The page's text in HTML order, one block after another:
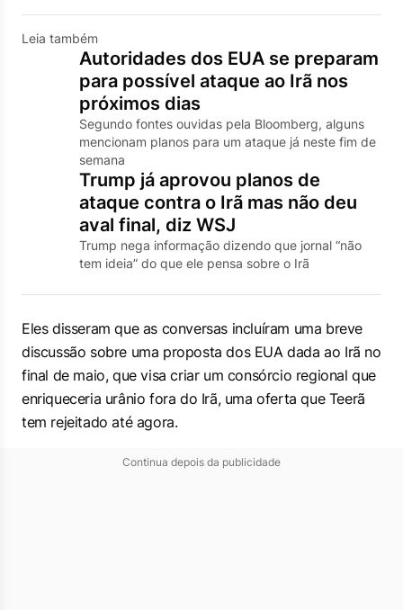
Leia também
Autoridades dos EUA se preparam
para possível ataque ao Irã nos
próximos dias
Segundo fontes ouvidas pela Bloomberg, alguns
mencionam planos para um ataque já neste fim de
semana
Trump já aprovou planos de
ataque contra o Irã mas não deu
aval final, diz WSJ
Trump nega informação dizendo que jornal “não
tem ideia” do que ele pensa sobre o Irã
Eles disseram que as conversas incluíram uma breve
discussão sobre uma proposta dos EUA dada ao Irã no
final de maio, que visa criar um consórcio regional que
enriqueceria urânio fora do Irã, uma oferta que Teerã
tem rejeitado até agora.
Continua depois da publicidade